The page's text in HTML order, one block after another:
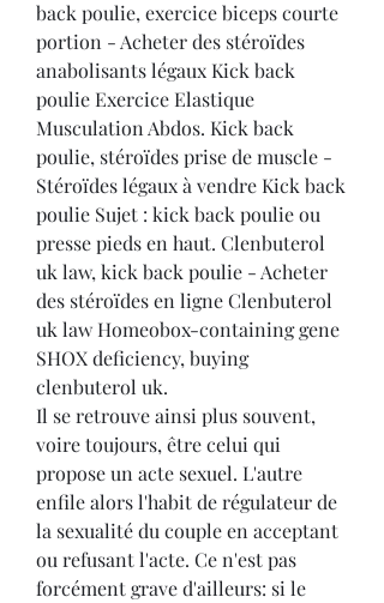
back poulie, exercice biceps courte
portion - Acheter des stéroïdes
anabolisants légaux Kick back
poulie Exercice Elastique
Musculation Abdos. Kick back
poulie, stéroïdes prise de muscle -
Stéroïdes légaux à vendre Kick back
poulie Sujet : kick back poulie ou
presse pieds en haut. Clenbuterol
uk law, kick back poulie - Acheter
des stéroïdes en ligne Clenbuterol
uk law Homeobox-containing gene
SHOX deficiency, buying
clenbuterol uk.
Il se retrouve ainsi plus souvent,
voire toujours, être celui qui
propose un acte sexuel. L'autre
enfile alors l'habit de régulateur de
la sexualité du couple en acceptant
ou refusant l'acte. Ce n'est pas
forcément grave d'ailleurs: si le